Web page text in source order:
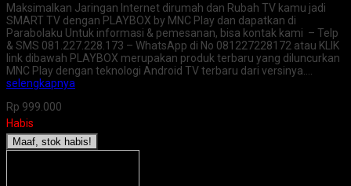
Maksimalkan Jaringan Internet dirumah dan Rubah TV kamu jadi
SMART TV dengan PLAYBOX by MNC Play dan dapatkan di
Parabolaku Untuk informasi & pemesanan, bisa kontak kami – Telp
& SMS 081.227.228.173 – WhatsApp di No 081227228172 atau KLIK
link dibawah PLAYBOX merupakan produk terbaru yang diluncurkan
MNC Play dengan teknologi Android TV terbaru dari versinya….
selengkapnya
Rp 999.000
Habis
Maaf, stok habis!